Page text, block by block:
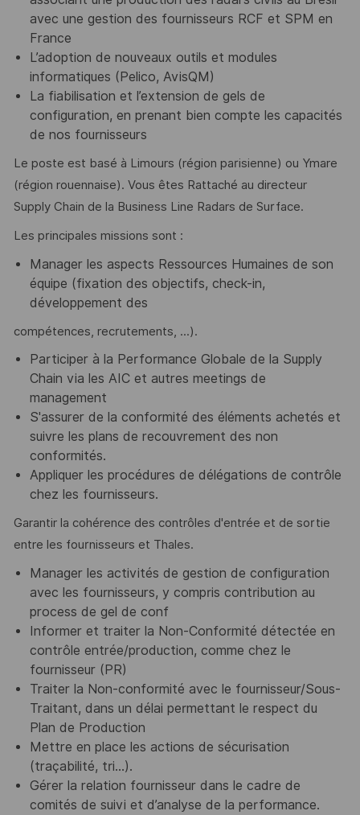
avec une gestion des fournisseurs RCF et SPM en
France
L’adoption de nouveaux outils et modules
informatiques (Pelico, AvisQM)
La fiabilisation et l’extension de gels de
configuration, en prenant bien compte les capacités
de nos fournisseurs
Le poste est basé à Limours (région parisienne) ou Ymare
(région rouennaise). Vous êtes Rattaché au directeur
Supply Chain de la Business Line Radars de Surface.
Les principales missions sont :
Manager les aspects Ressources Humaines de son
équipe (fixation des objectifs, check-in,
développement des
compétences, recrutements, ...).
Participer à la Performance Globale de la Supply
Chain via les AIC et autres meetings de
management
S'assurer de la conformité des éléments achetés et
suivre les plans de recouvrement des non
conformités.
Appliquer les procédures de délégations de contrôle
chez les fournisseurs.
Garantir la cohérence des contrôles d'entrée et de sortie
entre les fournisseurs et Thales.
Manager les activités de gestion de configuration
avec les fournisseurs, y compris contribution au
process de gel de conf
Informer et traiter la Non-Conformité détectée en
contrôle entrée/production, comme chez le
fournisseur (PR)
Traiter la Non-conformité avec le fournisseur/Sous-
Traitant, dans un délai permettant le respect du
Plan de Production
Mettre en place les actions de sécurisation
(traçabilité, tri…).
Gérer la relation fournisseur dans le cadre de
comités de suivi et d’analyse de la performance.